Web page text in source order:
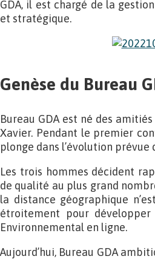
GDA, il est chargé de la
et stratégique.
Genèse du Bureau
Bureau GDA est né des
Xavier. Pendant le premier
plonge dans l’évolution
Les trois hommes décident
de qualité au plus grand
la distance géographique
étroitement pour développer
Environnemental en ligne.
Aujourd’hui, Bureau GDA